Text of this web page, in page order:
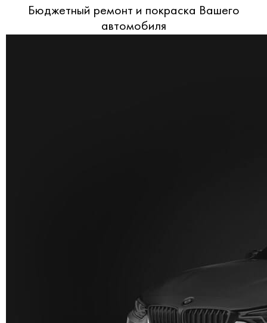
Бюджетный ремонт и покраска Вашего
автомобиля